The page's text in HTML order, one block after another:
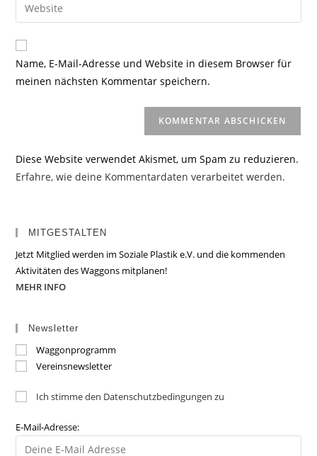
zum
Kommentieren
ein
Mail-
zum
Kommentieren
ein
deine
Website-
URL
Name, E-Mail-Adresse und Website in diesem Browser für
meinen nächsten Kommentar speichern.
Diese Website verwendet Akismet, um Spam zu reduzieren.
Erfahre, wie deine Kommentardaten verarbeitet werden.
MITGESTALTEN
Jetzt Mitglied werden im Soziale Plastik e.V. und die kommenden
Aktivitäten des Waggons mitplanen!
MEHR INFO
Newsletter
Waggonprogramm
Vereinsnewsletter
Ich stimme den Datenschutzbedingungen zu
E-Mail-Adresse: